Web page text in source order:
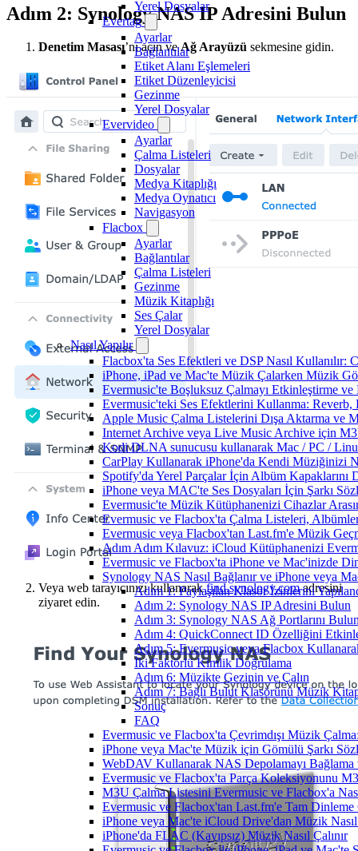
Yerel Dosyalar
Evertag
Ayarlar
Bağlantılar
Etiket Alanı Eşlemeleri
Etiket Düzenleyicisi
Gezinme
Yerel Dosyalar
Evervideo
Ayarlar
Çalma Listeleri
Dosyalar
Medya Kitaplığı
Medya Oynatıcı
Navigasyon
Flacbox
Ayarlar
Bağlantılar
Çalma Listeleri
Gezinme
Müzik Kitaplığı
Ses Çalar
Yerel Dosyalar
Nasıl Yapılır
Flacbox'ta Ses Efektleri ve DSP Nasıl Kullanılır:
iPhone, iPad ve Mac'te Müzik Çalarken Müzik
Evermusic'te Boşluksuz Çalmayı Etkinleştirme
Evermusic'teki Ses Efektlerini Kullanma:
Apple Music Çalma Listelerini Dışa Aktarma ve
Internet Archive veya Live Music Archive için
Kodi DLNA sunucusu kullanarak Mac / PC /
CarPlay Kullanarak iPhone'da Kendi Müziğinizi
Spotify'da Yerel Parçalar İçin Albüm Kapaklarını
iPhone veya MAC'te Ses Dosyaları İçin Şarkı
Evermusic'te Müzik Kütüphanenizi Cihazlar
Evermusic ve Flacbox'ta Çalma Listeleri,
Evermusic veya Flacbox'tan Last.fm'e Müzik
Adım Adım Kılavuz: iCloud Kütüphanenizi
Evermusic ve Flacbox'ta iPhone ve Mac'inizde
Synology NAS Nasıl Bağlanır ve iPhone veya
Adım 1: Paylaşılan Klasör İzinlerini
Adım 2: Synology NAS IP Adresini Bulun
Adım 3: Synology NAS Ağ Portlarını
Adım 4: QuickConnect ID Özelliğini
Adım 5: Evermusic veya Flacbox
İki Faktörlü Kimlik Doğrulama
Adım 6: Müzikte Gezinin ve Çalın
Adım 7: Bağlı Bulut Klasörünü Müzik
Sonuç
FAQ
Evermusic ve Flacbox'ta Çevrimdışı Müzik
iPhone veya Mac'te Müzik için Gömülü Şarkı
WebDAV Kullanarak NAS Depolamayı
Evermusic ve Flacbox'ta Parça Koleksiyonunu
M3U Çalma Listesini Evermusic ve Flacbox'a
Evermusic ve Flacbox'tan Last.fm'e Tam Dinleme
iPhone veya Mac'te iCloud Drive'dan Müzik
iPhone'da FLAC (Kayıpsız) Müzik Nasıl Çalınır
Adım 2: Synology NAS IP Adresini Bulun
Denetim Masası’nı açın veAğ Arayüzü sekmesine gidin.
Veya web tarayıcınızı kullanarakfind.synology.comadresini
ziyaret edin.